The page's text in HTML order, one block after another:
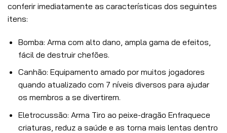
conferir imediatamente as características dos seguintes
itens:
Bomba: Arma com alto dano, ampla gama de efeitos,
fácil de destruir chefões.
Canhão: Equipamento amado por muitos jogadores
quando atualizado com 7 níveis diversos para ajudar
os membros a se divertirem.
Eletrocussão: Arma Tiro ao peixe-dragão Enfraquece
criaturas, reduz a saúde e as torna mais lentas dentro